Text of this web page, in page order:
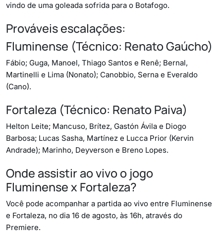
vindo de uma goleada sofrida para o Botafogo.
Prováveis escalações:
Fluminense (Técnico: Renato Gaúcho)
Fábio; Guga, Manoel, Thiago Santos e Renê; Bernal,
Martinelli e Lima (Nonato); Canobbio, Serna e Everaldo
(Cano).
Fortaleza (Técnico: Renato Paiva)
Helton Leite; Mancuso, Brítez, Gastón Ávila e Diogo
Barbosa; Lucas Sasha, Martínez e Lucca Prior (Kervin
Andrade); Marinho, Deyverson e Breno Lopes.
Onde assistir ao vivo o jogo
Fluminense x Fortaleza?
Você pode acompanhar a partida ao vivo entre Fluminense
e Fortaleza, no dia 16 de agosto, às 16h, através do
Premiere.